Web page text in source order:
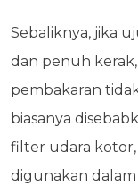
Sebaliknya, jika
dan penuh
pembakaran
biasanya
filter udara
digunakan